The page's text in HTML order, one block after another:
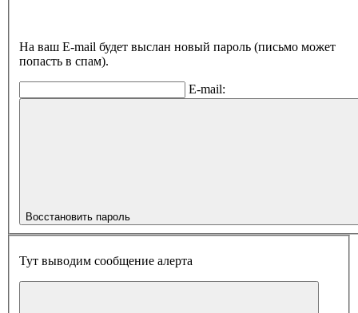
На ваш E-mail будет выслан новый пароль (письмо может
попасть в спам).
E-mail:
Восстановить пароль
Тут выводим сообщение алерта